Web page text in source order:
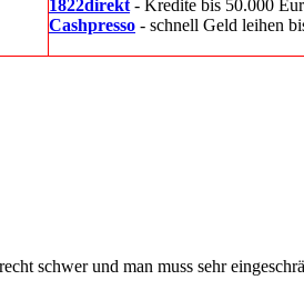
1822direkt - Kredite bis 50.000
Cashpresso - schnell Geld leihen
schwer und man muss sehr